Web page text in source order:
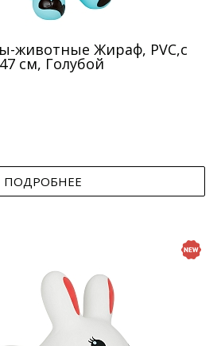
животные Жираф, PVC,с
см, Голубой
ПОДРОБНЕЕ